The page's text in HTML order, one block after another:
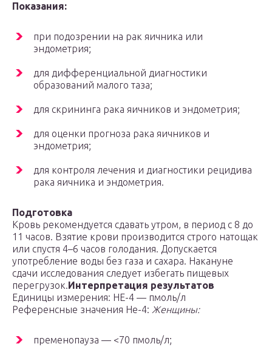
Показания:
при подозрении на рак яичника или
эндометрия;
для дифференциальной диагностики
образований малого таза;
для скрининга рака яичников и эндометрия;
для оценки прогноза рака яичников и
эндометрия;
для контроля лечения и диагностики рецидива
рака яичника и эндометрия.
Подготовка
Кровь рекомендуется сдавать утром, в период с 8 до
11 часов. Взятие крови производится строго натощак
или спустя 4–6 часов голодания. Допускается
употребление воды без газа и сахара. Накануне
сдачи исследования следует избегать пищевых
перегрузок.Интерпретация результатов
Единицы измерения: HE-4 — пмоль/л
Референсные значения He-4: Женщины:
пременопауза — <70 пмоль/л;